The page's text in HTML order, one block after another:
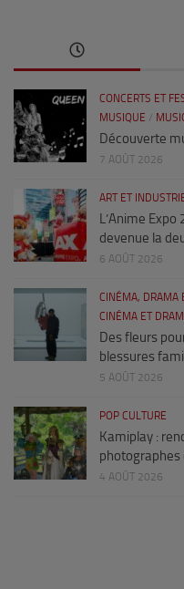
CONCERTS ET
MUSIQUE /
Découverte
7 AOÛT 2026
ART ET
L’Anime
devenue la
6 AOÛT 2026
CINÉMA, DRAMA
CINÉMA ET
Des fleurs
blessures
5 AOÛT 2026
POP CULTURE
Kamiplay :
photographes
4 AOÛT 2026